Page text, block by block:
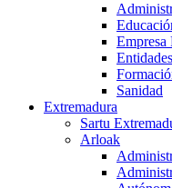
Empresa
Sanidad
Extremadura
Sartu
Arloak